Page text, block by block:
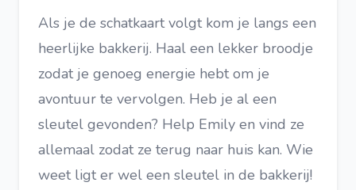
Als je de schatkaart volgt kom je langs een
heerlijke bakkerij. Haal een lekker broodje
zodat je genoeg energie hebt om je
avontuur te vervolgen. Heb je al een
sleutel gevonden? Help Emily en vind ze
allemaal zodat ze terug naar huis kan. Wie
weet ligt er wel een sleutel in de bakkerij!